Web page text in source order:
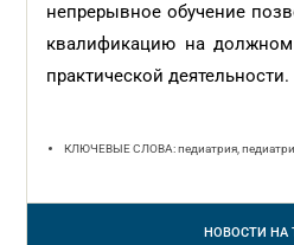
непрерывное обучение
квалификацию на
практической деятельности.
КЛЮЧЕВЫЕ СЛОВА: педиатрия,
НОВОСТИ НА